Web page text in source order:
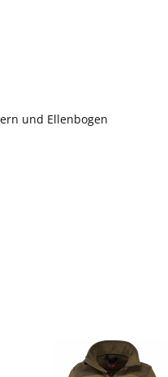
und Ellenbogen